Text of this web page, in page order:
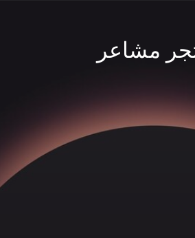
مشاعر